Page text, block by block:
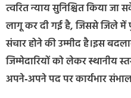
त्वरित न्याय सुनिश्चित किया जा
लागू कर दी गई है, जिससे जिले में
संचार होने की उम्मीद है।इस
जिम्मेदारियों को लेकर स्थानीय
अपने‑अपने पद पर कार्यभार